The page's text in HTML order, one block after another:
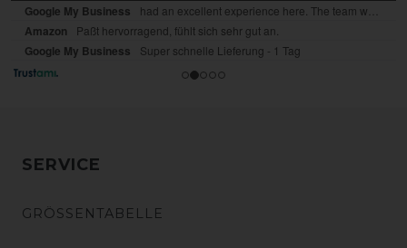
SERVICE
GRÖSSENTABELLE